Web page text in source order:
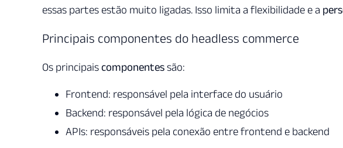
essas partes estão muito ligadas. Isso limita a flexibilidade e a
Principais componentes do headless commerce
Os principaiscomponentessão:
Frontend: responsável pela interface do usuário
Backend: responsável pela lógica de negócios
APIs: responsáveis pela conexão entre frontend e backend